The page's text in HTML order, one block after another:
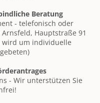
Beratung
- telefonisch oder
Hauptstraße 91
wird um individuelle
- Wir unterstützen Sie